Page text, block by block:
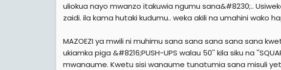
uliokua nayo mwanzo itakuwia ngumu sana&#8230;..
zaidi. ila kama hutaki kudumu.. weka akili na umahini wako
MAZOEZI ya mwili ni muhimu sana sana sana sana sana
ukiamka piga &#8216;PUSH-UPS walau 50'' kila siku na
mwanaume. Kwetu sisi wanaume tunatumia sana misuli